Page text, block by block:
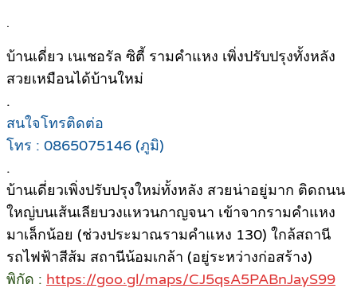
.
บ้านเดี่ยว เนเชอรัล ซิตี้ รามคำแหง เพิ่งปรับปรุงทั้งหลัง
สวยเหมือนได้บ้านใหม่
.
สนใจโทรติดต่อ
โทร : 0865075146 (ภูมิ)
.
บ้านเดี่ยวเพิ่งปรับปรุงใหม่ทั้งหลัง สวยน่าอยู่มาก ติดถนน
ใหญ่บนเส้นเลียบวงแหวนกาญจนา เข้าจากรามคำแหง
มาเล็กน้อย (ช่วงประมาณรามคำแหง 130) ใกล้สถานี
รถไฟฟ้าสีส้ม สถานีน้อมเกล้า (อยู่ระหว่างก่อสร้าง)
พิกัด : https://goo.gl/maps/CJ5qsA5PABnJayS99